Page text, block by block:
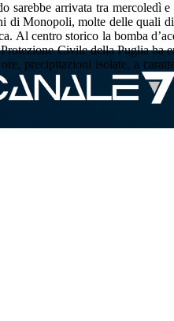
sarebbe arrivata tra
Monopoli, molte delle quali
Al centro storico la bomba
Civile della Puglia
precipitazioni isolate, a